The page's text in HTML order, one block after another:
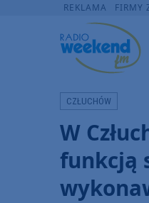
REKLAMA FIRMY
CZŁUCHÓW
W
funkcją